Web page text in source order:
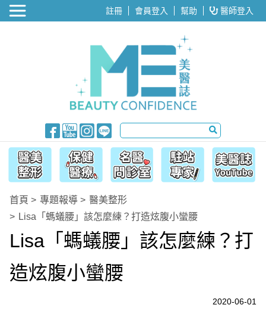
醫美整形 註冊 會員登入 幫助 醫師登入
首頁 專題報導
醫美整形
Lisa「螞蟻腰」該怎麼練？打造炫腹小蠻腰
Lisa「螞蟻腰」該怎麼練？打
造炫腹小蠻腰
2020-06-01